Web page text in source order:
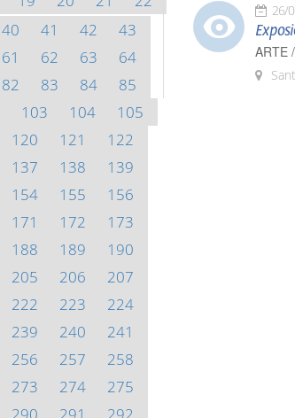
40 41 42
43
61 62 63
64
82 83 84
85
103 104
105
120 121
122
137 138
139
154 155
156
171 172
173
188 189
190
205 206
207
222 223
224
239 240
241
256 257
258
273 274
275
26/
ARTE